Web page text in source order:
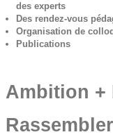
des experts
Des rendez-vous
Organisation de
Publications
Ambition +